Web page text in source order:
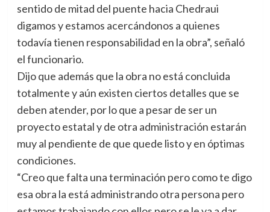
sentido de mitad del puente hacia Chedraui
digamos y estamos acercándonos a quienes
todavía tienen responsabilidad en la obra”, señaló
el funcionario.
Dijo que además que la obra no está concluida
totalmente y aún existen ciertos detalles que se
deben atender, por lo que a pesar de ser un
proyecto estatal y de otra administración estarán
muy al pendiente de que quede listo y en óptimas
condiciones.
“Creo que falta una terminación pero como te digo
esa obra la está administrando otra persona pero